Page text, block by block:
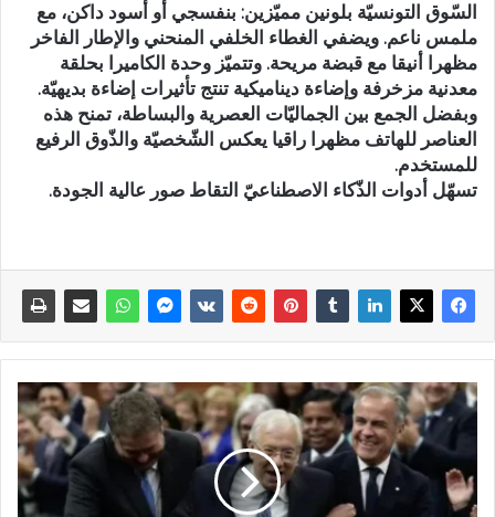
السّوق التونسيّة بلونين مميّزين: بنفسجي أو أسود داكن، مع
ملمس ناعم. ويضفي الغطاء الخلفي المنحني والإطار الفاخر
مظهرا أنيقا مع قبضة مريحة. وتتميّز وحدة الكاميرا بحلقة
معدنية مزخرفة وإضاءة ديناميكية تنتج تأثيرات إضاءة بديهيّة.
وبفضل الجمع بين الجماليّات العصرية والبساطة، تمنح هذه
العناصر للهاتف مظهرا راقيا يعكس الشّخصيّة والذّوق الرفيع
للمستخدم.
تسهّل أدوات الذّكاء الاصطناعيّ التقاط صور عالية الجودة.